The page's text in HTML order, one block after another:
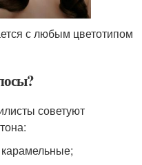
с любым цветотипом
советуют